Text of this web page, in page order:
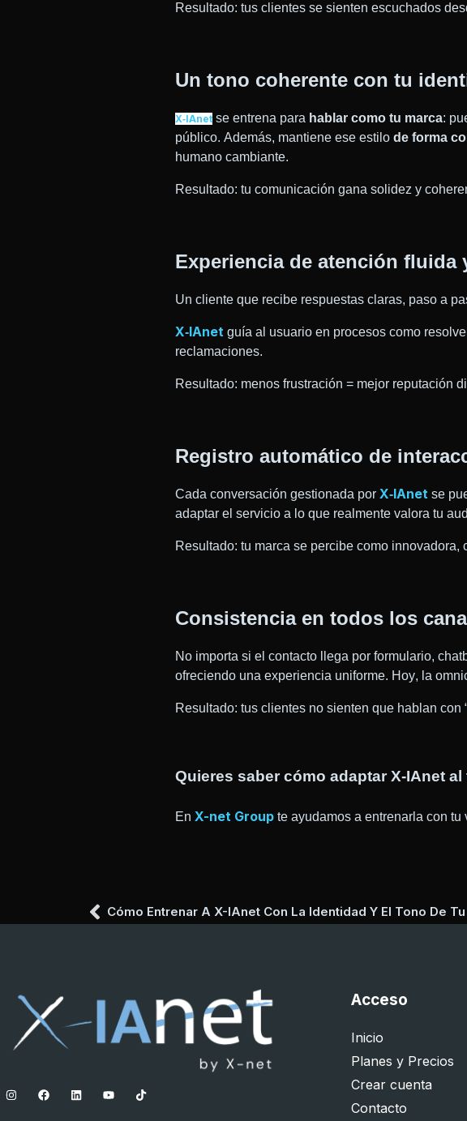
Resultado: tus clientes se sienten escuchados
Un tono coherente con tu
X‑IAnet se entrena para hablar como tu marca:
público. Además, mantiene ese estilo de forma
humano cambiante.
Resultado: tu comunicación gana solidez y
Experiencia de atención fluida
Un cliente que recibe respuestas claras, paso a
X‑IAnet guía al usuario en procesos como
reclamaciones.
Resultado: menos frustración = mejor reputación
Registro automático de
Cada conversación gestionada por X‑IAnet se
adaptar el servicio a lo que realmente valora tu
Resultado: tu marca se percibe como
Consistencia en todos los
No importa si el contacto llega por formulario,
ofreciendo una experiencia uniforme. Hoy, la
Resultado: tus clientes no sienten que hablan con
Quieres saber cómo adaptar X‑IAnet al
En X-net Group te ayudamos a entrenarla con
Cómo Entrenar A X-IAnet Con La Identidad Y El Tono De
Acceso
Inicio
Planes y Precios
Crear cuenta
Contacto